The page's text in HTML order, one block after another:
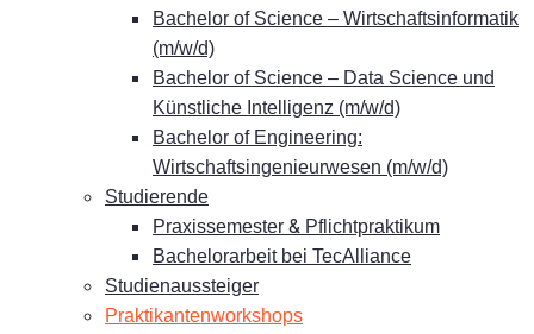
Ba­che­lor of Sci­ence – Wirt­schafts­in­for­ma­tik
(m/w/d)
Ba­che­lor of Sci­ence – Data Sci­ence und
Künst­li­che In­tel­li­genz (m/w/d)
Ba­che­lor of En­gi­nee­ring:
Wirtschaftsingenieurwesen (m/w/d)
Stu­die­ren­de
Pra­xis­se­mes­ter & Pflichtpraktikum
Ba­che­lor­ar­beit bei TecAlliance
Stu­di­en­aus­stei­ger
Prak­ti­kan­ten­work­shops